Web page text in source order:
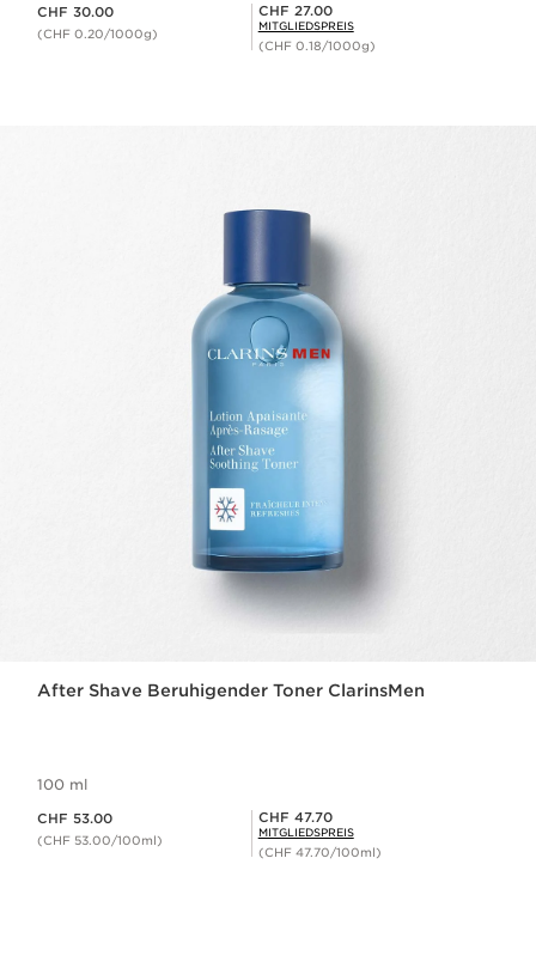
CHF 30.00
(CHF 0.20/1000g)
Mitgliederpreis CHF 27.00
CHF 27.00
MITGLIEDSPREIS
(CHF 0.18/1000g)
After Shave Beruhigender Toner ClarinsMen
100 ml
CHF 53.00
(CHF 53.00/100ml)
Mitgliederpreis CHF 47.70
CHF 47.70
MITGLIEDSPREIS
(CHF 47.70/100ml)